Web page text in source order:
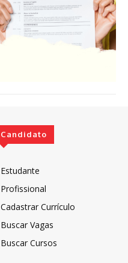
Candidato
Estudante
Profissional
Cadastrar Currículo
Buscar Vagas
Buscar Cursos